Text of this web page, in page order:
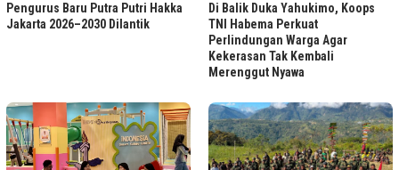
Pengurus Baru Putra Putri Hakka
Jakarta 2026–2030 Dilantik
Di Balik Duka Yahukimo, Koops
TNI Habema Perkuat
Perlindungan Warga Agar
Kekerasan Tak Kembali
Merenggut Nyawa